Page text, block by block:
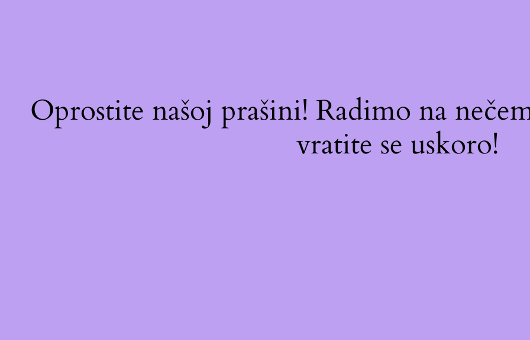
Oprostite našoj prašini! Radimo na
vratite se uskoro!